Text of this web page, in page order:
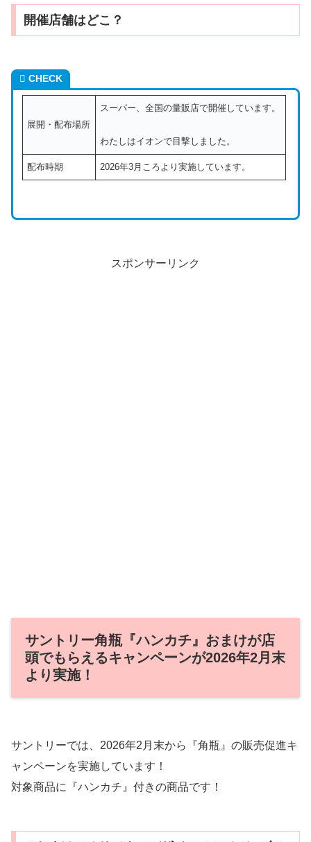
開催店舗はどこ？
CHECK
展開・配布場所
スーパー、全国の量販店で開催しています。
わたしはイオンで目撃しました。
配布時期 2026年3月ころより実施しています。
スポンサーリンク
サントリー角瓶『ハンカチ』おまけが店
頭でもらえるキャンペーンが2026年2月末
より実施！
サントリーでは、2026年2月末から『角瓶』の販売促進キ
ャンペーンを実施しています！
対象商品に『ハンカチ』付きの商品です！